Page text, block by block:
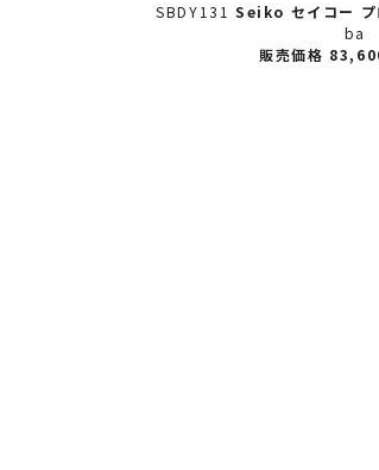
SBDY131 Seiko セイコー
ba
販売価格